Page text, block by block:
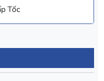
Tốc